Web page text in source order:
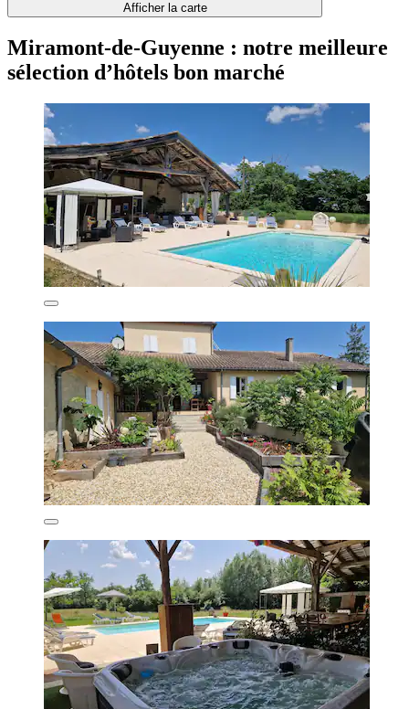
Afficher la carte
Miramont-de-Guyenne : notre meilleure
sélection d’hôtels bon marché